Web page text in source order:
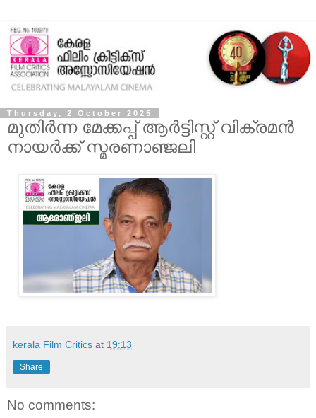
Thursday, 2 October 2025
മുതിര്‍ന്ന മേക്കപ്പ് ആര്‍ട്ടിസ്റ്റ് വിക്രമന്‍
നായര്‍ക്ക് സ്മരണാഞ്ജലി
kerala Film Critics at 19:13
Share
No comments: